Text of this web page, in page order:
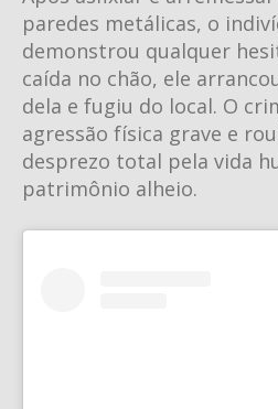
paredes metálicas, o
demonstrou qualquer
caída no chão, ele
dela e fugiu do local. O
agressão física grave e
desprezo total pela vida
patrimônio alheio.